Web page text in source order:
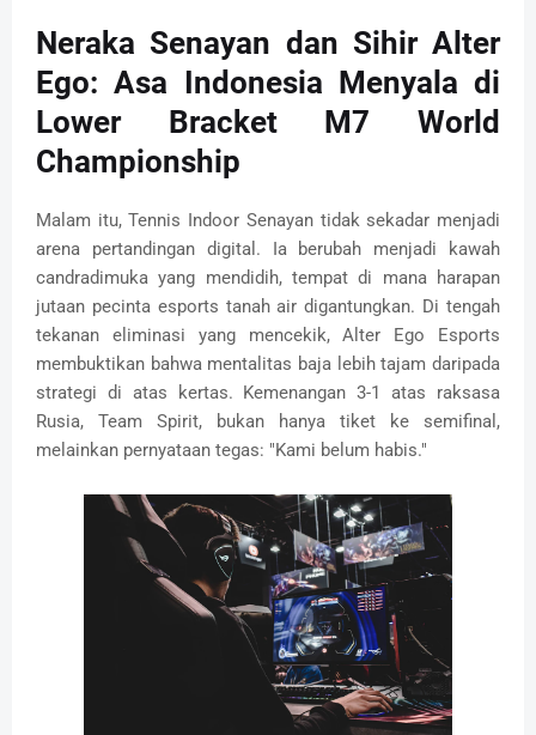
Neraka Senayan dan Sihir Alter
Ego: Asa Indonesia Menyala di
Lower Bracket M7 World
Championship
Malam itu, Tennis Indoor Senayan tidak sekadar menjadi
arena pertandingan digital. Ia berubah menjadi kawah
candradimuka yang mendidih, tempat di mana harapan
jutaan pecinta esports tanah air digantungkan. Di tengah
tekanan eliminasi yang mencekik, Alter Ego Esports
membuktikan bahwa mentalitas baja lebih tajam daripada
strategi di atas kertas. Kemenangan 3-1 atas raksasa
Rusia, Team Spirit, bukan hanya tiket ke semifinal,
melainkan pernyataan tegas: "Kami belum habis."